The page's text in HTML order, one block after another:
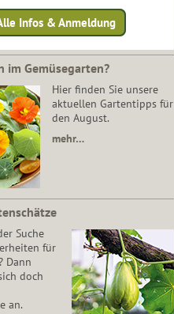
Infos & Anmeldung
im Gemüsegarten?
Hier finden Sie unsere
aktuellen Gartentipps für
den August.
mehr…
Suche
für
Dann
doch
an.